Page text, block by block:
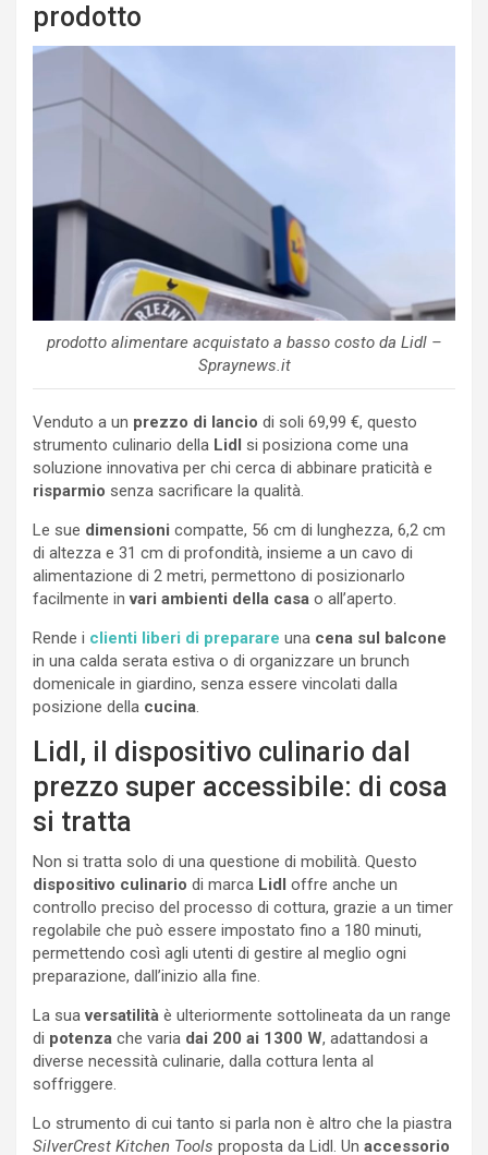
prodotto
prodotto alimentare acquistato a basso costo da Lidl –
Spraynews.it
Venduto a un prezzo di lancio di soli 69,99 €, questo
strumento culinario della Lidl si posiziona come una
soluzione innovativa per chi cerca di abbinare praticità e
risparmio senza sacrificare la qualità.
Le sue dimensioni compatte, 56 cm di lunghezza, 6,2 cm
di altezza e 31 cm di profondità, insieme a un cavo di
alimentazione di 2 metri, permettono di posizionarlo
facilmente in vari ambienti della casa o all’aperto.
Rende i clienti liberi di preparare una cena sul balcone
in una calda serata estiva o di organizzare un brunch
domenicale in giardino, senza essere vincolati dalla
posizione della cucina.
Lidl, il dispositivo culinario dal
prezzo super accessibile: di cosa
si tratta
Non si tratta solo di una questione di mobilità. Questo
dispositivo culinario di marca Lidl offre anche un
controllo preciso del processo di cottura, grazie a un timer
regolabile che può essere impostato fino a 180 minuti,
permettendo così agli utenti di gestire al meglio ogni
preparazione, dall’inizio alla fine.
La suaversatilità è ulteriormente sottolineata da un range
di potenza che varia dai 200 ai 1300 W, adattandosi a
diverse necessità culinarie, dalla cottura lenta al
soffriggere.
Lo strumento di cui tanto si parla non è altro che la piastra
SilverCrest Kitchen Tools proposta da Lidl. Un accessorio